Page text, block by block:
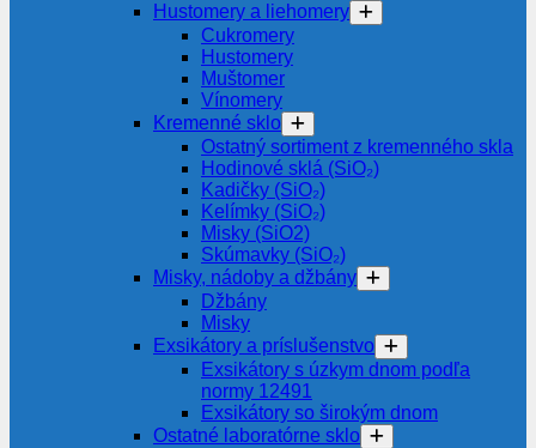
Hustomery a liehomery
Cukromery
Hustomery
Muštomer
Vínomery
Kremenné sklo
Ostatný sortiment z kremenného skla
Hodinové sklá (SiO₂)
Kadičky (SiO₂)
Kelímky (SiO₂)
Misky (SiO2)
Skúmavky (SiO₂)
Misky, nádoby a džbány
Džbány
Misky
Exsikátory a príslušenstvo
Exsikátory s úzkym dnom podľa
normy 12491
Exsikátory so širokým dnom
Ostatné laboratórne sklo